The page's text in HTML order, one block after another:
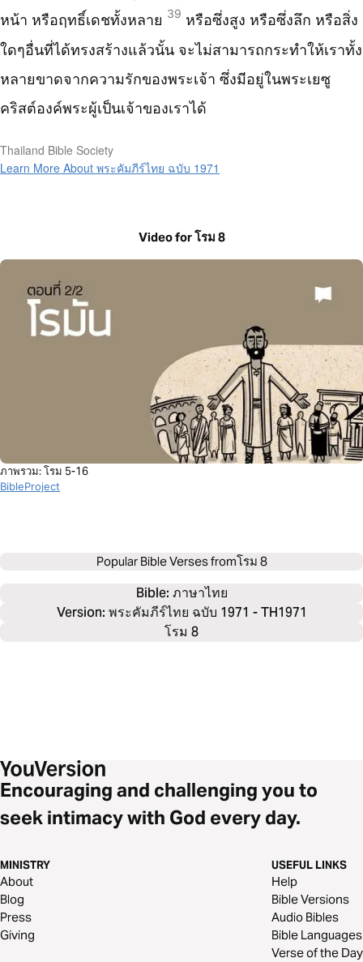
หน้า หรือฤทธิ์เดชทั้งหลาย 39 หรือซึ่งสูง หรือซึ่งลึก หรือสิ่ง
ใดๆอื่นที่ได้ทรงสร้างแล้วนั้น จะไม่สามารถกระทำให้เราทั้ง
หลายขาดจากความรักของพระเจ้า ซึ่งมีอยู่ในพระเยซู
คริสต์องค์พระผู้เป็นเจ้าของเราได้
Thailand Bible Society
Learn More About พระคัมภีร์ไทย ฉบับ 1971
Video for โรม 8
ภาพรวม: โรม 5-16
BibleProject
Popular Bible Verses fromโรม 8
Bible: ภาษาไทย
Version: พระคัมภีร์ไทย ฉบับ 1971 - TH1971
โรม 8
Encouraging and challenging you to
seek intimacy with God every day.
MINISTRY
About
Blog
Press
Giving
USEFUL LINKS
Help
Bible Versions
Audio Bibles
Bible Languages
Verse of the Day